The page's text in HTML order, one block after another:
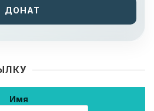
ДОНАТ
Имя